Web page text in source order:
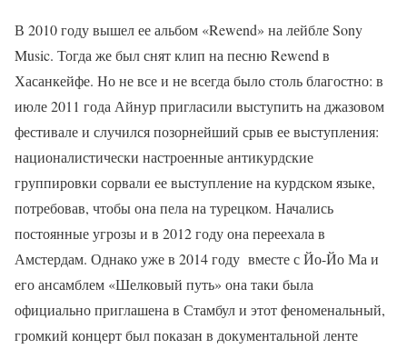
В 2010 году вышел ее альбом «Rewend» на лейбле Sony
Music. Тогда же был снят клип на песню Rewend в
Хасанкейфе. Но не все и не всегда было столь благостно: в
июле 2011 года Айнур пригласили выступить на джазовом
фестивале и случился позорнейший срыв ее выступления:
националистически настроенные антикурдские
группировки сорвали ее выступление на курдском языке,
потребовав, чтобы она пела на турецком. Начались
постоянные угрозы и в 2012 году она переехала в
Амстердам. Однако уже в 2014 году вместе с Йо-Йо Ма и
его ансамблем «Шелковый путь» она таки была
официально приглашена в Стамбул и этот феноменальный,
громкий концерт был показан в документальной ленте